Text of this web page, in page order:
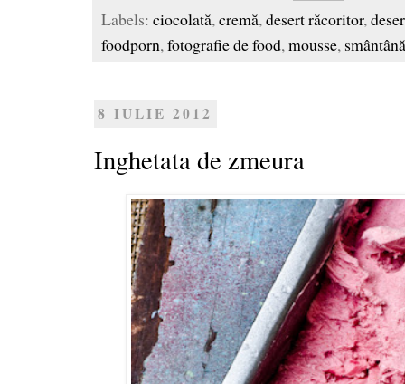
Labels: ciocolată,cremă,desert răcoritor,
foodporn,fotografie de food,mousse, smântână
8 IULIE 2012
Inghetata de zmeura